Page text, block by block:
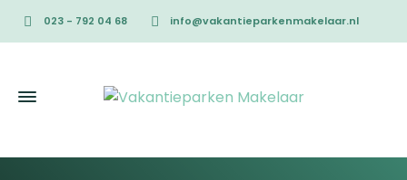
023 - 792 04 68 info@vakantieparkenmakelaar.nl